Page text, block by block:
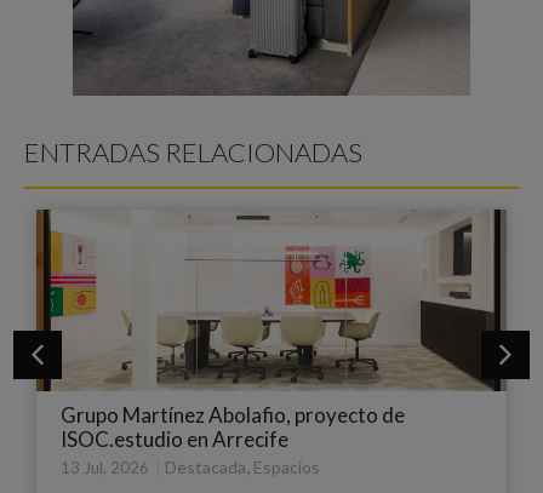
ENTRADAS RELACIONADAS
Wholecontract proyecta Rusell Bedford,
centrado en las personas
3 Jul, 2026 | Destacada